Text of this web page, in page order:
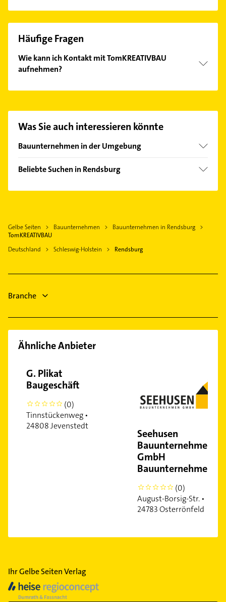
Häufige Fragen
Wie kann ich Kontakt mit TomKREATIVBAU
aufnehmen?
finden Sie alleKontaktdaten.
Was Sie auch interessieren könnte
Bauunternehmen in der Umgebung
Fockbek
Westerrönfeld
Jevenstedt
Kropp
Schleswig
Hanerau-Hademarschen
Beliebte Suchen in Rendsburg
Gebäudereinigung
Klempner
Sanitärinstallation
Gartenbau & Landschaftsbau
Gelbe Seiten Bauunternehmen
Bauunternehmen in Rendsburg
TomKREATIVBAU
Deutschland
Schleswig-Holstein Rendsburg
Branche
Ähnliche Anbieter
G. Plikat
Baugeschäft
0
(0)
Tinnstückenweg •
24808 Jevenstedt
Seehusen
Bauunternehmen
GmbH
Bauunternehmen
0
(0)
August-Borsig-Str. •
24783 Osterrönfeld
Ihr Gelbe Seiten Verlag